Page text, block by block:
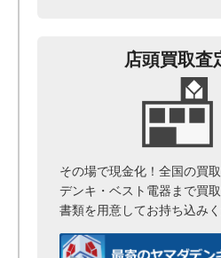
店頭買取査
その場で現金化！全国の買
デンキ・ベスト電器まで買
書類を用意してお持ち込み